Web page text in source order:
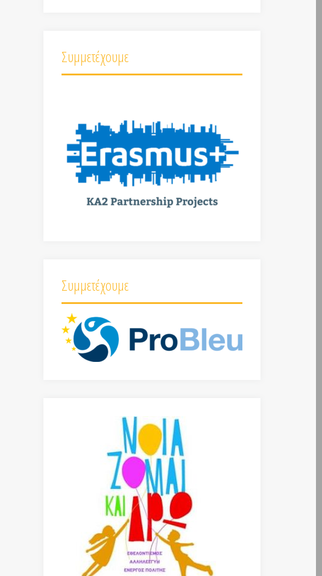
Συμμετέχουμε
Συμμετέχουμε